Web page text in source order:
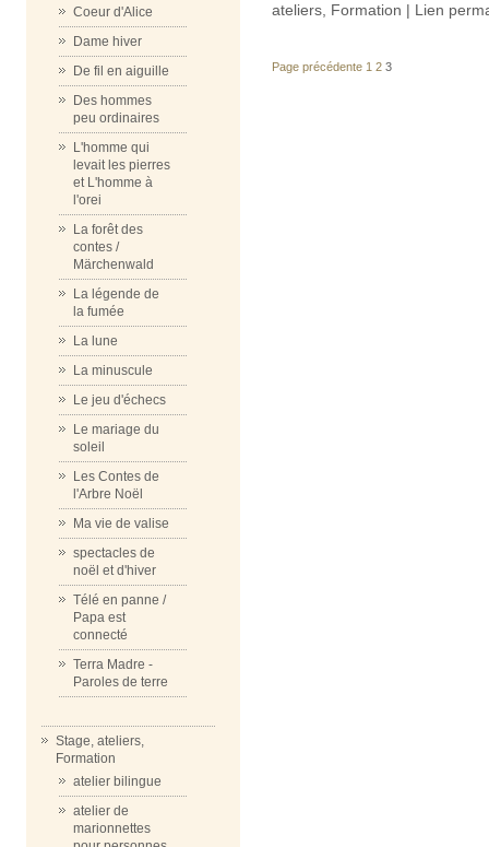
Coeur d'Alice
Dame hiver
De fil en aiguille
Des hommes
peu ordinaires
L'homme qui
levait les pierres
et L'homme à
l'orei
La forêt des
contes /
Märchenwald
La légende de
la fumée
La lune
La minuscule
Le jeu d'échecs
Le mariage du
soleil
Les Contes de
l'Arbre Noël
Ma vie de valise
spectacles de
noël et d'hiver
Télé en panne /
Papa est
connecté
Terra Madre -
Paroles de terre
Stage, ateliers,
Formation
atelier bilingue
atelier de
marionnettes
ateliers, Formation | Lien
Page précédente 1 2 3